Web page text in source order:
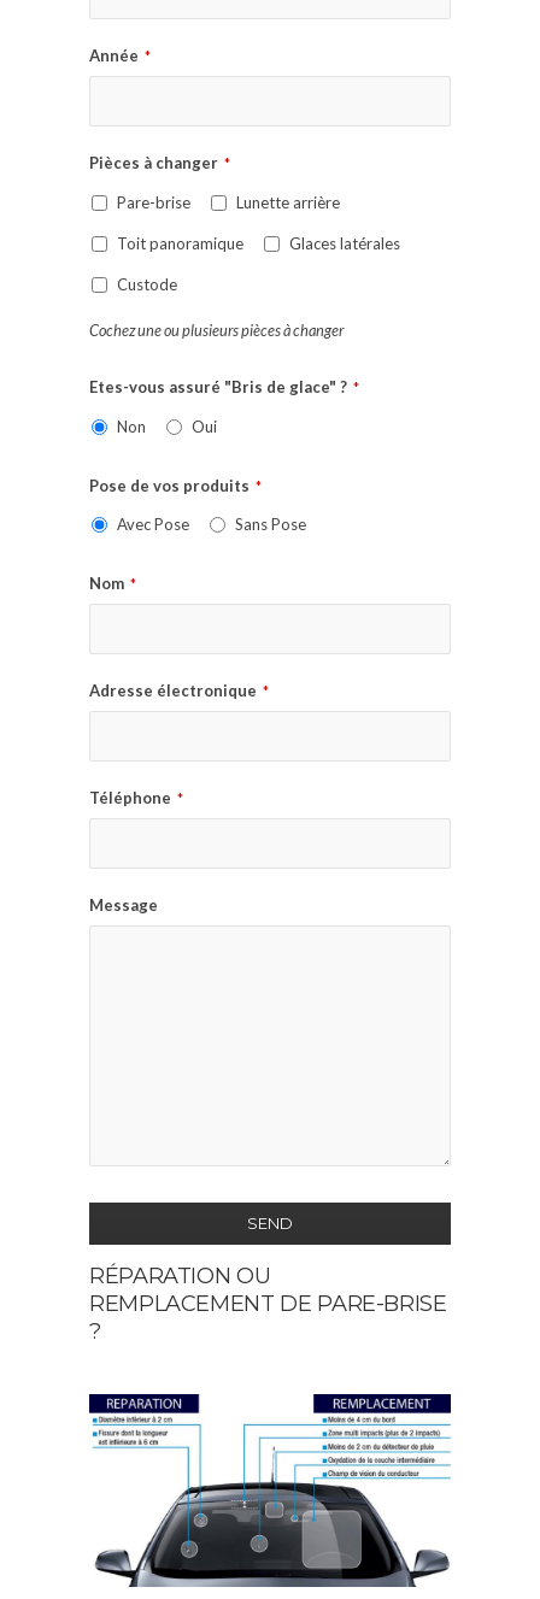
Année *
Pièces à changer *
Pare-brise Lunette arrière
Toit panoramique Glaces latérales
Custode
Cochez une ou plusieurs pièces à changer
Etes-vous assuré "Bris de glace" ? *
Non Oui
Pose de vos produits *
Avec Pose Sans Pose
Nom *
Adresse électronique *
Téléphone *
Message
SEND
This
field
should
left
blank
RÉPARATION OU
REMPLACEMENT DE PARE-BRISE
?